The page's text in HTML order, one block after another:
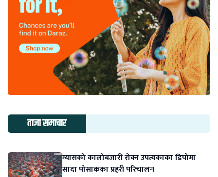
ताजा समाचार
ग्यासको कालोबजारी रोक्न उपत्यकाका डिपोमा
सादा पोसाकका प्रहरी परिचालन